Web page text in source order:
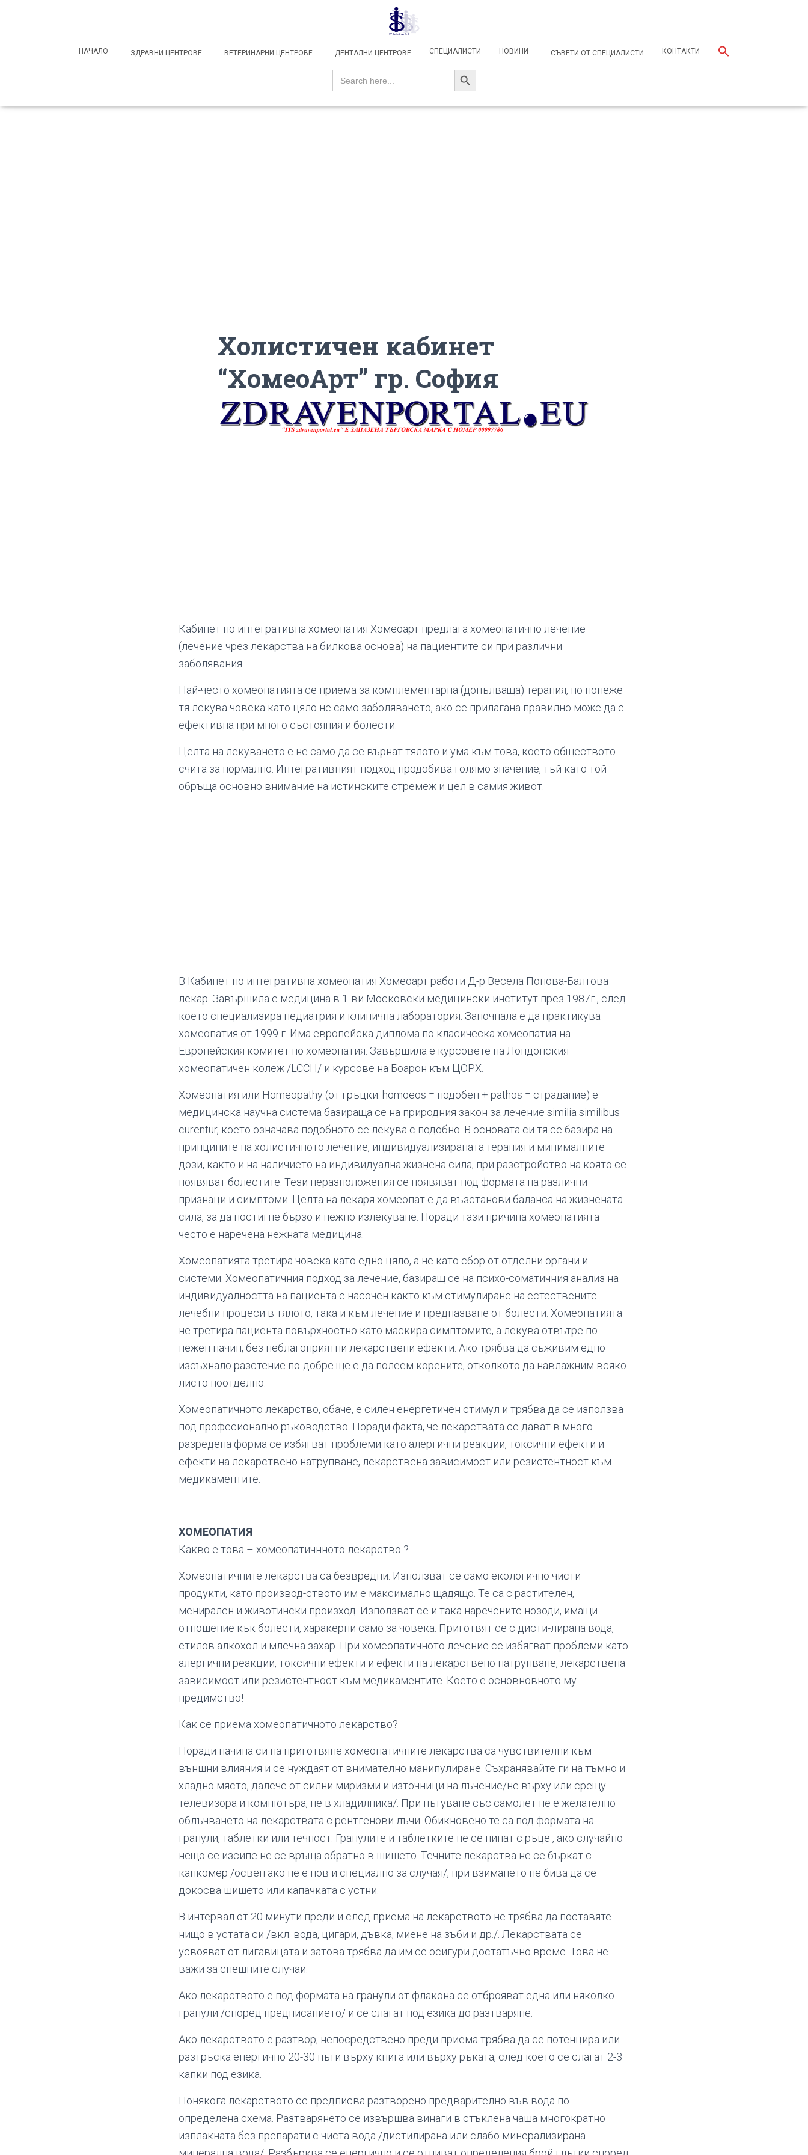
НАЧАЛО ЗДРАВНИ ЦЕНТРОВЕ ВЕТЕРИНАРНИ ЦЕНТРОВЕ ДЕНТАЛНИ ЦЕНТРОВЕ СПЕЦИАЛИСТИ НОВИНИ СЪВЕТИ ОТ СПЕЦИАЛИСТИ КОНТАКТИ
Search
SEARCH BUTTON
Холистичен кабинет
“ХомеоАрт” гр. София
Кабинет по интегративна хомеопатия Хомеоарт предлага хомеопатично лечение
(лечение чрез лекарства на билкова основа) на пациентите си при различни
заболявания.
Най-често хомеопатията се приема за комплементарна (допълваща) терапия, но понеже
тя лекува човека като цяло не само заболяването, ако се прилагана правилно може да е
ефективна при много състояния и болести.
Целта на лекуването е не само да се върнат тялото и ума към това, което обществото
счита за нормално. Интегративният подход продобива голямо значение, тъй като той
обръща основно внимание на истинските стремеж и цел в самия живот.
В Кабинет по интегративна хомеопатия Хомеоарт работи Д-р Весела Попова-Балтова –
лекар. Завършила е медицина в 1-ви Московски медицински институт през 1987г., след
което специализира педиатрия и клинична лаборатория. Започнала е да практикува
хомеопатия от 1999 г. Има европейска диплома по класическа хомеопатия на
Европейския комитет по хомеопатия. Завършила е курсовете на Лондонския
хомеопатичен колеж /LCCH/ и курсове на Боарон към ЦОРХ.
Хомеопатия или Homeopathy (от гръцки: homoeos = подобен + pathos = страдание) е
медицинска научна система базираща се на природния закон за лечение similia similibus
curentur, което означава подобното се лекува с подобно. В основата си тя се базира на
принципите на холистичното лечение, индивидуализираната терапия и минималните
дози, както и на наличието на индивидуална жизнена сила, при разстройство на която се
появяват болестите. Тези неразположения се появяват под формата на различни
признаци и симптоми. Целта на лекаря хомеопат е да възстанови баланса на жизнената
сила, за да постигне бързо и нежно излекуване. Поради тази причина хомеопатията
често е наречена нежната медицина.
Хомеопатията третира човека като едно цяло, а не като сбор от отделни органи и
системи. Хомеопатичния подход за лечение, базиращ се на психо-соматичния анализ на
индивидуалността на пациента е насочен както към стимулиране на естествените
лечебни процеси в тялото, така и към лечение и предпазване от болести. Хомеопатията
не третира пациента повърхностно като маскира симптомите, а лекува отвътре по
нежен начин, без неблагоприятни лекарствени ефекти. Ако трябва да съживим едно
изсъхнало разстение по-добре ще е да полеем корените, отколкото да навлажним всяко
листо поотделно.
Хомеопатичното лекарство, обаче, е силен енергетичен стимул и трябва да се използва
под професионално ръководство. Поради факта, че лекарствата се дават в много
разредена форма се избягват проблеми като алергични реакции, токсични ефекти и
ефекти на лекарствено натрупване, лекарствена зависимост или резистентност към
медикаментите.
ХОМЕОПАТИЯ
Какво е това – хомеопатичнното лекарство ?
Хомеопатичните лекарства са безвредни. Използват се само екологично чисти
продукти, като производ-ството им е максимално щадящо. Те са с растителен,
менирален и животински произход. Използват се и така наречените нозоди, имащи
отношение кък болести, харакерни само за човека. Приготвят се с дисти-лирана вода,
етилов алкохол и млечна захар. При хомеопатичното лечение се избягват проблеми като
алергични реакции, токсични ефекти и ефекти на лекарствено натрупване, лекарствена
зависимост или резистентност към медикаментите. Което е основновното му
предимство!
Как се приема хомеопатичното лекарство?
Поради начина си на приготвяне хомеопатичните лекарства са чувствителни към
външни влияния и се нуждаят от внимателно манипулиране. Съхранявайте ги на тъмно и
хладно място, далече от силни миризми и източници на лъчение/не върху или срещу
телевизора и компютъра, не в хладилника/. При пътуване със самолет не е желателно
облъчването на лекарствата с рентгенови лъчи. Обикновено те са под формата на
гранули, таблетки или течност. Гранулите и таблетките не се пипат с ръце , ако случайно
нещо се изсипе не се връща обратно в шишето. Течните лекарства не се бъркат с
капкомер /освен ако не е нов и специално за случая/, при взимането не бива да се
докосва шишето или капачката с устни.
В интервал от 20 минути преди и след приема на лекарството не трябва да поставяте
нищо в устата си /вкл. вода, цигари, дъвка, миене на зъби и др./. Лекарствата се
усвояват от лигавицата и затова трябва да им се осигури достатъчно време. Това не
важи за спешните случаи.
Ако лекарството е под формата на гранули от флакона се отброяват една или няколко
гранули /според предписанието/ и се слагат под езика до разтваряне.
Ако лекарството е разтвор, непосредствено преди приема трябва да се потенцира или
разтръска енергично 20-30 пъти върху книга или върху ръката, след което се слагат 2-3
капки под езика.
Понякога лекарството се предписва разтворено предварително във вода по
определена схема. Разтварянето се извършва винаги в стъклена чаша многократно
изплакната без препарати с чиста вода /дистилирана или слабо минерализирана